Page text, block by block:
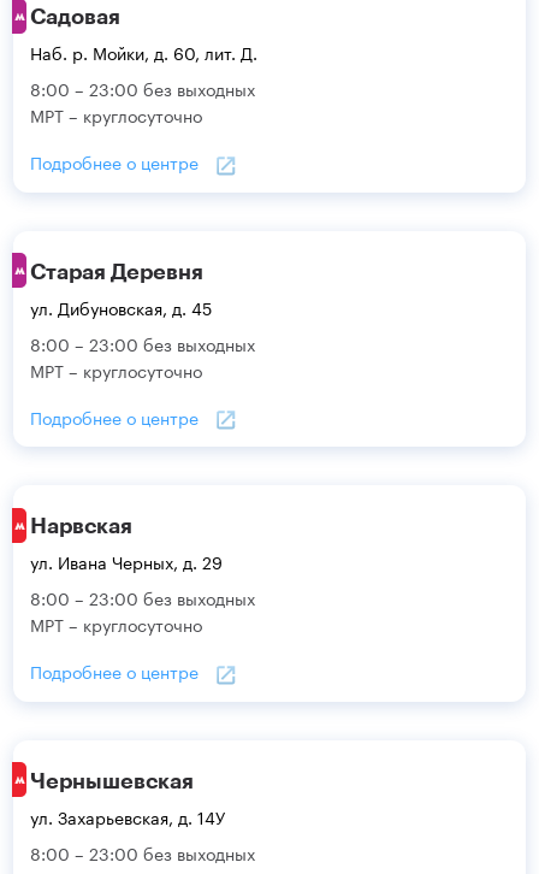
Садовая
Наб. р. Мойки, д. 60, лит. Д.
8:00 – 23:00 без выходных
МРТ – круглосуточно
Подробнее о центре
Старая Деревня
ул. Дибуновская, д. 45
8:00 – 23:00 без выходных
МРТ – круглосуточно
Подробнее о центре
Нарвская
ул. Ивана Черных, д. 29
8:00 – 23:00 без выходных
МРТ – круглосуточно
Подробнее о центре
Чернышевская
ул. Захарьевская, д. 14У
8:00 – 23:00 без выходных